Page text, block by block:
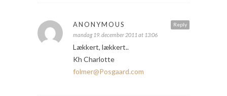
Reply
ANONYMOUS
mandag 19. december 2011 at 13:06
Lækkert, lækkert..
Kh Charlotte
folmer@Posgaard.com